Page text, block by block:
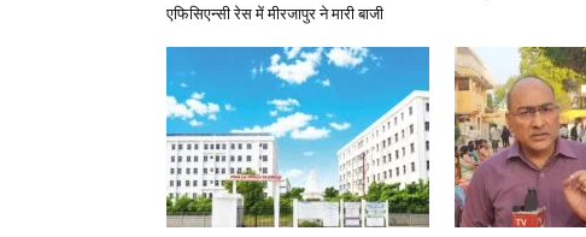
एफिसिएन्सी रेस में मीरजापुर ने मारी बाजी